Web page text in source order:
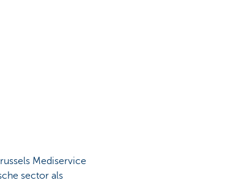
Mediservice
sector als